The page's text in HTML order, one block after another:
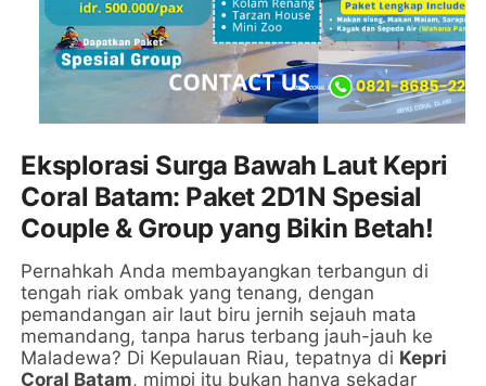
Eksplorasi Surga Bawah Laut Kepri
Coral Batam: Paket 2D1N Spesial
Couple & Group yang Bikin Betah!
Pernahkah Anda membayangkan terbangun di
tengah riak ombak yang tenang, dengan
pemandangan air laut biru jernih sejauh mata
memandang, tanpa harus terbang jauh-jauh ke
Maladewa? Di Kepulauan Riau, tepatnya di Kepri
Coral Batam, mimpi itu bukan hanya sekadar